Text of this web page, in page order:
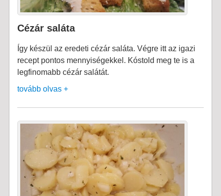
Cézár saláta
Így készül az eredeti cézár saláta. Végre itt az igazi
recept pontos mennyiségekkel. Kóstold meg te is a
legfinomabb cézár salátát.
tovább olvas +